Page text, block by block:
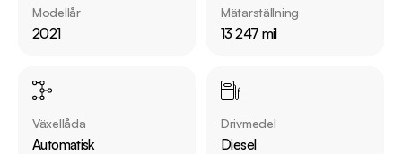
Modellår
2021
Mätarställning
13 247 mil
Växellåda
Automatisk
Drivmedel
Diesel